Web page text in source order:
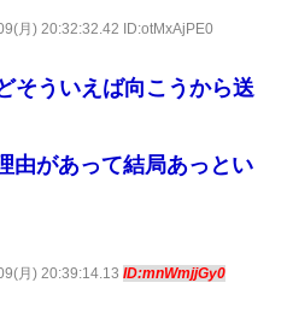
月) 20:32:32.42 ID:otMxAjPE0
そういえば向こうから送
由があって結局あっとい
月) 20:39:14.13 ID:mnWmjjGy0